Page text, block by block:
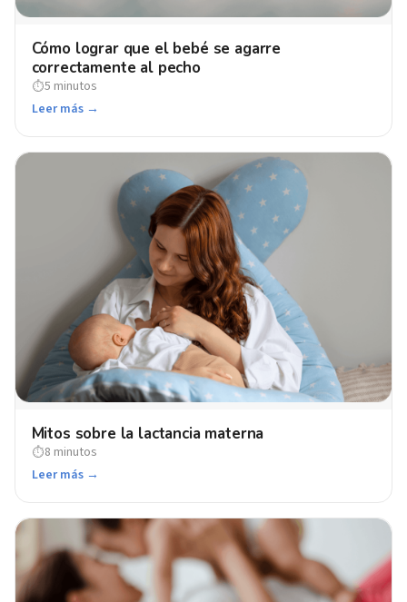
Cómo lograr que el bebé se agarre
correctamente al pecho
⏱5 minutos
Leer más →
Mitos sobre la lactancia materna
⏱8 minutos
Leer más →